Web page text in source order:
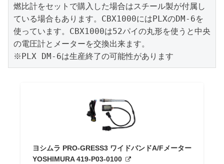
燃比計をセットで購入した場合はスチール製が付属し
ている場合もあります。CBX1000にはPLXのDM-6を
使っています。CBX1000は52パイの丸形を使うと中央
の電圧計とメーターを交換出来ます。
※PLX DM-6は生産終了の可能性があります
ヨシムラ PRO-GRESS3 ワイドバンドA/Fメーター
YOSHIMURA 419-P03-0100